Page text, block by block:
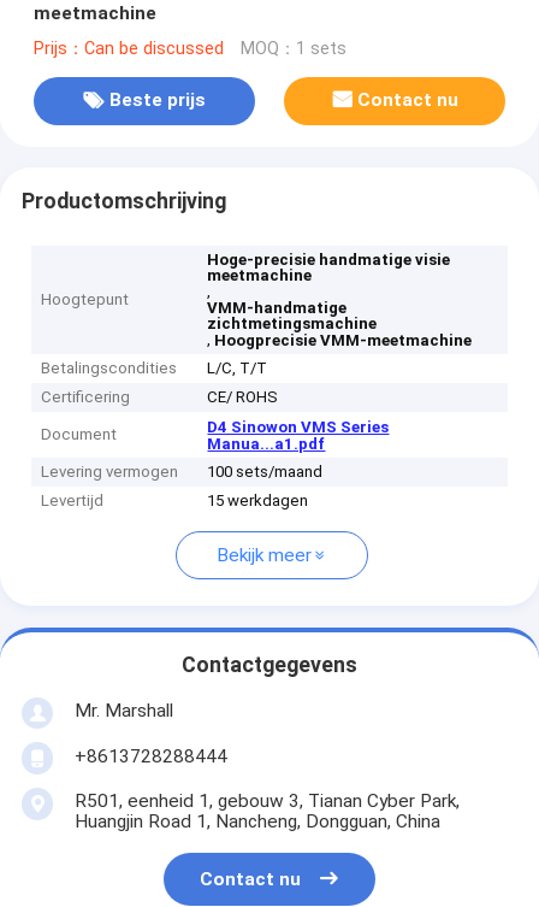
meetmachine
Prijs：Can be discussed MOQ：1 sets
Beste prijs Contact nu
Productomschrijving
Hoogtepunt
Hoge-precisie handmatige visie
meetmachine
,
VMM-handmatige
zichtmetingsmachine
, Hoogprecisie VMM-meetmachine
Betalingscondities
L/C, T/T
Certificering
CE/ ROHS
Document
D4 Sinowon VMS Series
Manua...a1.pdf
Levering vermogen
100 sets/maand
Levertijd
15 werkdagen
Bekijk meer
Contactgegevens
Mr. Marshall
+8613728288444
R501, eenheid 1, gebouw 3, Tianan Cyber Park,
Huangjin Road 1, Nancheng, Dongguan, China
Contact nu